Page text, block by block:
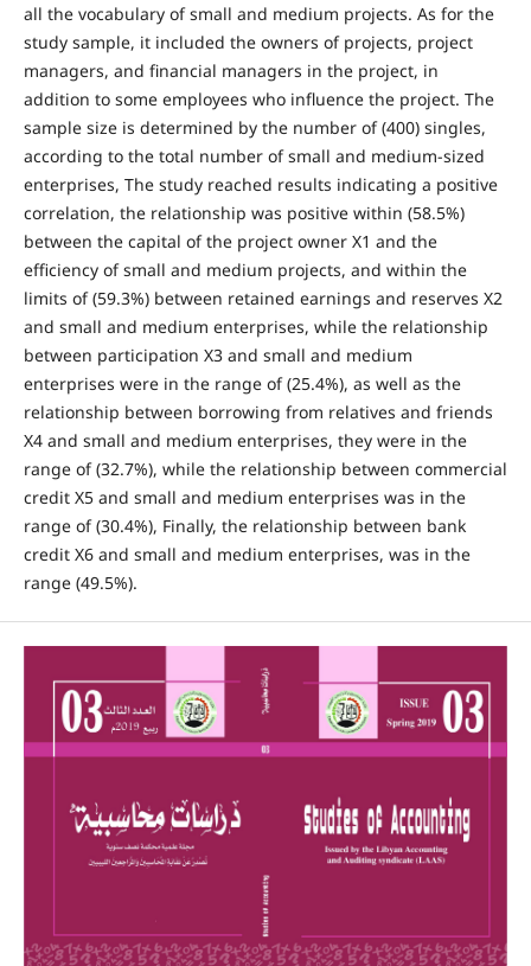
all the vocabulary of small and medium projects. As for the
study sample, it included the owners of projects, project
managers, and financial managers in the project, in
addition to some employees who influence the project. The
sample size is determined by the number of (400) singles,
according to the total number of small and medium-sized
enterprises, The study reached results indicating a positive
correlation, the relationship was positive within (58.5%)
between the capital of the project owner X1 and the
efficiency of small and medium projects, and within the
limits of (59.3%) between retained earnings and reserves X2
and small and medium enterprises, while the relationship
between participation X3 and small and medium
enterprises were in the range of (25.4%), as well as the
relationship between borrowing from relatives and friends
X4 and small and medium enterprises, they were in the
range of (32.7%), while the relationship between commercial
credit X5 and small and medium enterprises was in the
range of (30.4%), Finally, the relationship between bank
credit X6 and small and medium enterprises, was in the
range (49.5%).